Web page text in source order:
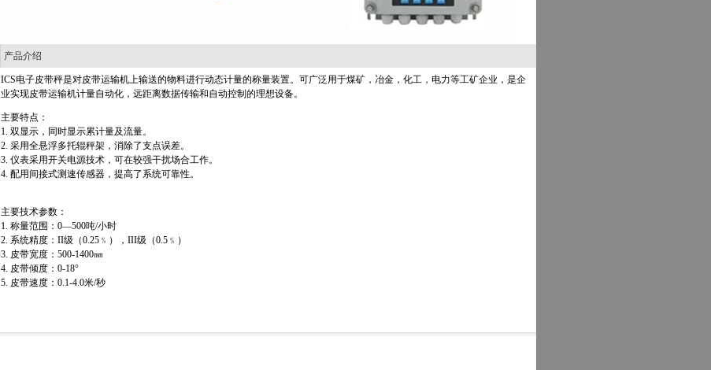
产品介绍
ICS电子皮带秤是对皮带运输机上输送的物料进行动态计量的称量装置。可广泛用于煤矿，冶金，化工，电力等工矿企业，是企
业实现皮带运输机计量自动化，远距离数据传输和自动控制的理想设备。
主要特点：
1. 双显示，同时显示累计量及流量。
2. 采用全悬浮多托辊秤架，消除了支点误差。
3. 仪表采用开关电源技术，可在较强干扰场合工作。
4. 配用间接式测速传感器，提高了系统可靠性。
主要技术参数：
1. 称量范围：0—500吨/小时
2. 系统精度：II级（0.25﹪），III级（0.5﹪）
3. 皮带宽度：500-1400㎜
4. 皮带倾度：0-18°
5. 皮带速度：0.1-4.0米/秒